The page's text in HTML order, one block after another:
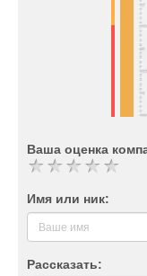
Ваша оценка
Имя или ник:
Рассказать: